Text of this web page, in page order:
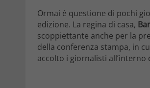
Ormai è questione di pochi
edizione. La regina di casa,
scoppiettante anche per la
della conferenza stampa, in
accolto i giornalisti all’interno